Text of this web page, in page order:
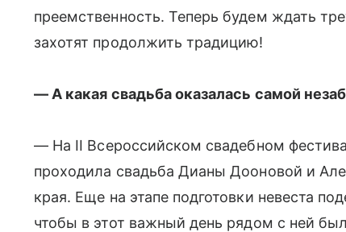
преемственность. Теперь будем ждать
захотят продолжить традицию!
— А какая свадьба оказалась самой
— На II Всероссийском свадебном
проходила свадьба Дианы Дооновой и
края. Еще на этапе подготовки невеста
чтобы в этот важный день рядом с ней